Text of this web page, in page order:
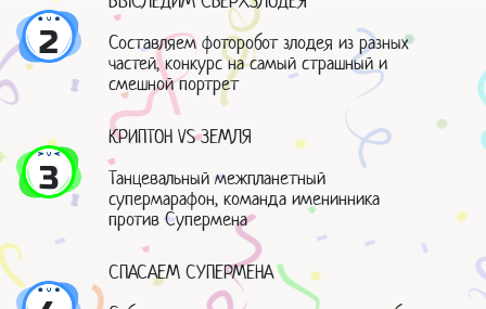
2
Составляем фоторобот злодея из разных
частей, конкурс на самый страшный и
смешной портрет
3
КРИПТОН VS ЗЕМЛЯ
Танцевальный межпланетный
супермарафон, команда именинника
против Супермена
СПАСАЕМ СУПЕРМЕНА